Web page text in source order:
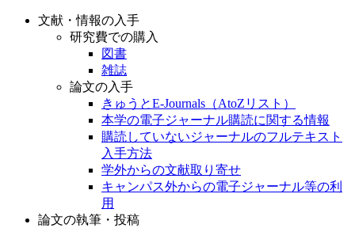
文献・情報の入手
研究費での購入
図書
雑誌
論文の入手
きゅうとE-Journals（AtoZリスト）
本学の電子ジャーナル購読に関する情報
購読していないジャーナルのフルテキスト
入手方法
学外からの文献取り寄せ
キャンパス外からの電子ジャーナル等の利
用
論文の執筆・投稿